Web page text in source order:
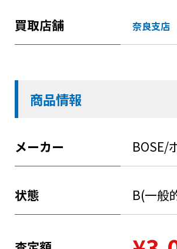
買取店舗 奈良支店
商品情報
メーカー BOSE/
状態 B(一般